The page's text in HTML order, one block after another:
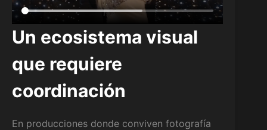
Un ecosistema visual
que requiere
coordinación
En producciones donde conviven fotografía